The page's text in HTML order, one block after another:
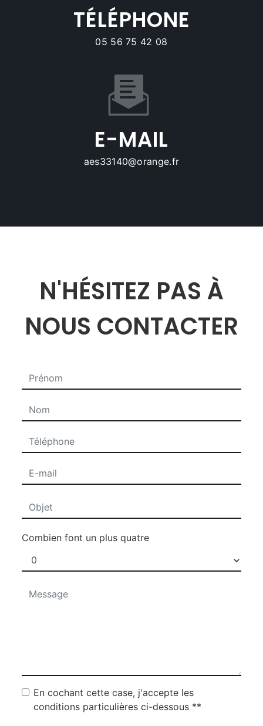
TÉLÉPHONE
05 56 75 42 08
E-MAIL
aes33140@orange.fr
N'HÉSITEZ PAS À
NOUS CONTACTER
Combien font un plus quatre
En cochant cette case, j'accepte les
conditions particulières ci-dessous **